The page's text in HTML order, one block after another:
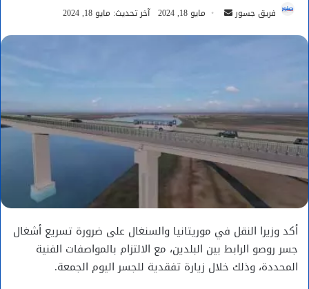
فريق جسور
أرسل مايو 18, 2024 آخر تحديث: مايو 18, 2024
أكد وزيرا النقل في موريتانيا والسنغال على ضرورة تسريع أشغال
جسر روصو الرابط بين البلدين، مع الالتزام بالمواصفات الفنية
المحددة، وذلك خلال زيارة تفقدية للجسر اليوم الجمعة.